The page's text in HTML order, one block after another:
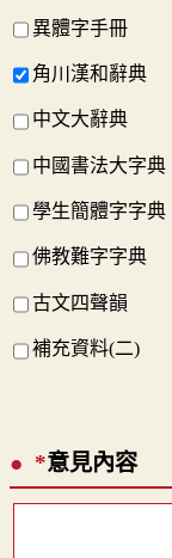
異體字手冊
角川漢和辭典
中文大辭典
中國書法大字典
學生簡體字字典
佛教難字字典
古文四聲韻
補充資料(二)
*意見內容